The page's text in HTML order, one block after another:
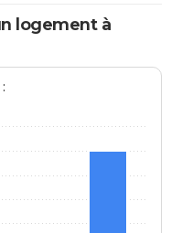
logement à